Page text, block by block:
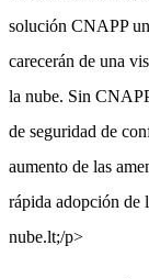
solución CNAPP
carecerán de una
la nube. Sin
de seguridad de
aumento de las
rápida adopción de
nube.lt;/p>